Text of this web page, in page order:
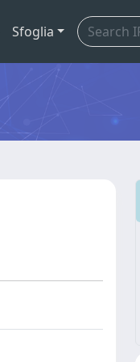
Sfoglia